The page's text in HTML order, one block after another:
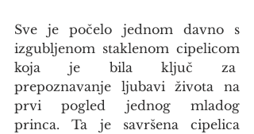
Sve je počelo jednom davno s
izgubljenom staklenom cipelicom
koja je bila ključ za
prepoznavanje ljubavi života na
prvi pogled jednog mladog
princa. Ta je savršena cipelica